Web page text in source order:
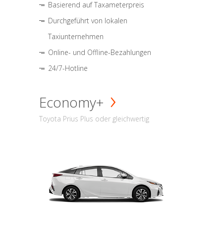
Basierend auf Taxameterpreis
Durchgeführt von lokalen
Taxiunternehmen
Online- und Offline-Bezahlungen
24/7-Hotline
Economy+
Toyota Prius Plus oder gleichwertig